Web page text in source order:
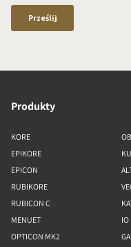
Produkty
KORE
EPIKORE
EPICON
RUBIKORE
RUBICON C
MENUET
OPTICON MK2
IO